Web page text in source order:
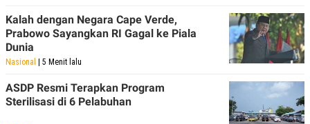
D
L
N
G
A
N
A
K
N
E
J
A
E
Kalah dengan Negara Cape Verde,
Prabowo Sayangkan RI Gagal ke Piala
Dunia
Nasional | 5 Menit lalu
ASDP Resmi Terapkan Program
Sterilisasi di 6 Pelabuhan